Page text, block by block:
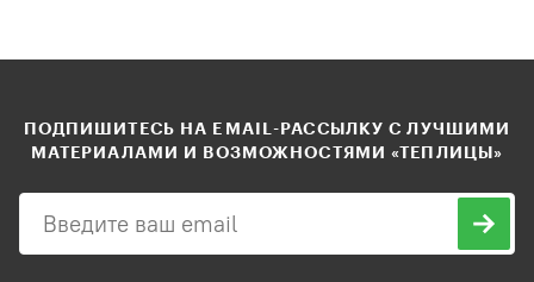
ПОДПИШИТЕСЬ НА EMAIL-РАССЫЛКУ С ЛУЧШИМИ
МАТЕРИАЛАМИ И ВОЗМОЖНОСТЯМИ «ТЕПЛИЦЫ»